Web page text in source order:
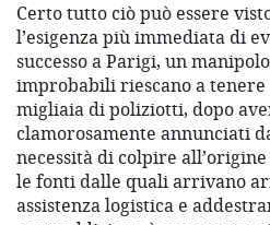
Certo tutto ciò può essere
l’esigenza più immediata di
successo a Parigi, un
improbabili riescano a tenere
migliaia di poliziotti, dopo
clamorosamente annunciati
necessità di colpire
le fonti dalle quali arrivano
assistenza logistica e